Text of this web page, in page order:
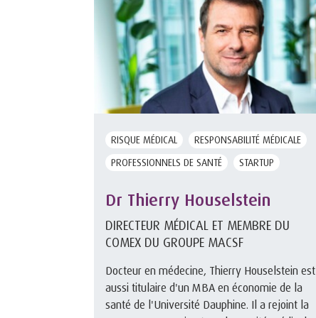
RISQUE MÉDICAL
RESPONSABILITÉ MÉDICALE
PROFESSIONNELS DE SANTÉ
STARTUP
Dr Thierry Houselstein
DIRECTEUR MÉDICAL ET MEMBRE DU
COMEX DU GROUPE MACSF
Docteur en médecine, Thierry Houselstein est
aussi titulaire d'un MBA en économie de la
santé de l'Université Dauphine. Il a rejoint la